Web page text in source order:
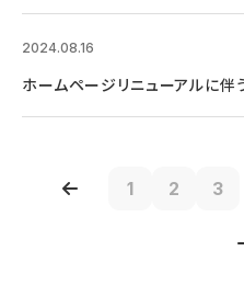
2024.08.16
ホームページリニューアルに伴
1 2 3